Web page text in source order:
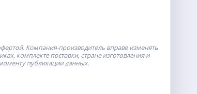
Компания-производитель вправе изменять
комплекте поставки, стране изготовления и
публикации данных.